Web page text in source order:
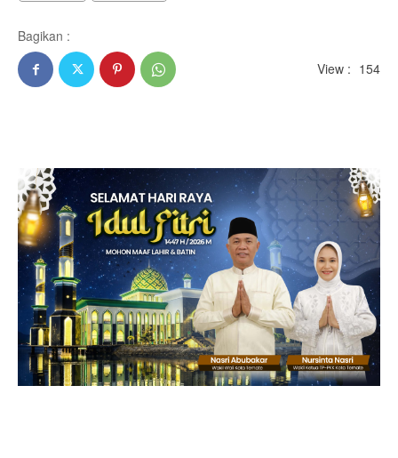
Bagikan :
View : 154